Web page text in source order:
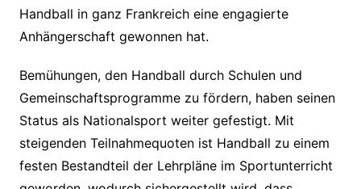
Handball in ganz Frankreich eine engagierte
Anhängerschaft gewonnen hat.
Bemühungen, den Handball durch Schulen und
Gemeinschaftsprogramme zu fördern, haben seinen
Status als Nationalsport weiter gefestigt. Mit
steigenden Teilnahmequoten ist Handball zu einem
festen Bestandteil der Lehrpläne im Sportunterricht